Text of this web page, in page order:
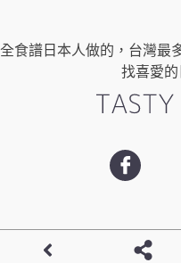
全食譜日本人做的，台灣最
找喜愛的
日本男子的日
食譜！ All